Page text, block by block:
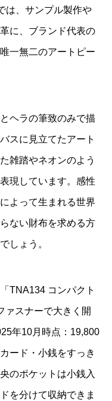
は、サンプル製作や
に、ブランド代表の
一無二のアートピー
ヘラの筆致のみで描
スに見立てたアート
雑踏やネオンのよう
現しています。感性
よって生まれる世界
ない財布を求める方
しょう。
TNA134 コンパクト
ァスナーで大きく開
年10月時点：19,800
ード・小銭をすっき
のポケットは小銭入
を分けて収納できま